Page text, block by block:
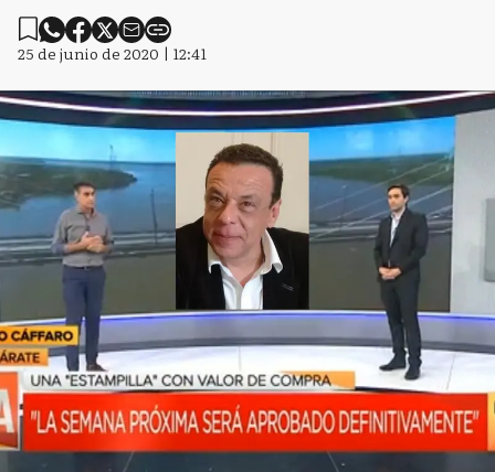
25 de junio de 2020 | 12:41